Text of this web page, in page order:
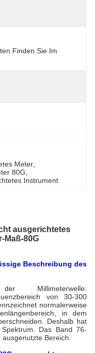
Finden Sie Im
Meter
80G
Instrument
ausgerichtetes
Maß-80G
Beschreibung des
Millimeterwelle:
von 30-300
normalerweise
in dem
Deshalb hat
Das Band 76-
Bereich.